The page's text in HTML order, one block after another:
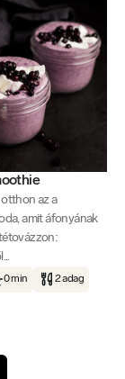
otthon az a
amit áfonyának
0 min 2 adag